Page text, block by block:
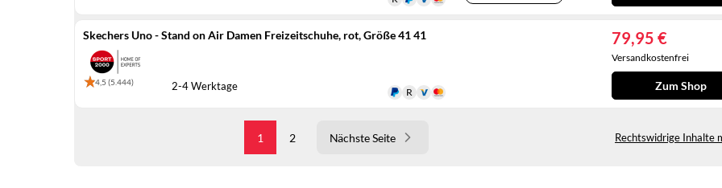
Skechers Uno - Stand on Air Damen Freizeitschuhe, rot, Größe 41 41
4,5 (5.444) 2-4 Werktage
79,95 €
Versandkostenfrei
Zum Shop
1 2 Nächste Seite Rechtswidrige Inhalte